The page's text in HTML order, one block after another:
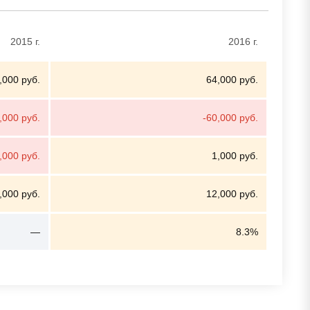
2015 г. 2016 г.
руб. 64,000 руб.
руб. -60,000 руб.
руб. 1,000 руб.
руб. 12,000 руб.
— 8.3%